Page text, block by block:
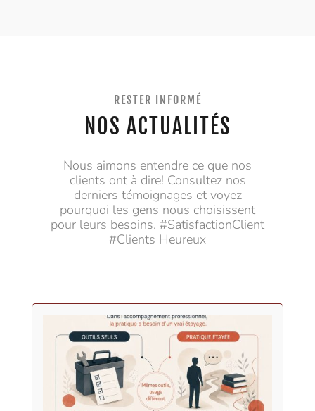
RESTER INFORMÉ
NOS ACTUALITÉS
Nous aimons entendre ce que nos
clients ont à dire! Consultez nos
derniers témoignages et voyez
pourquoi les gens nous choisissent
pour leurs besoins. #SatisfactionClient
#Clients Heureux